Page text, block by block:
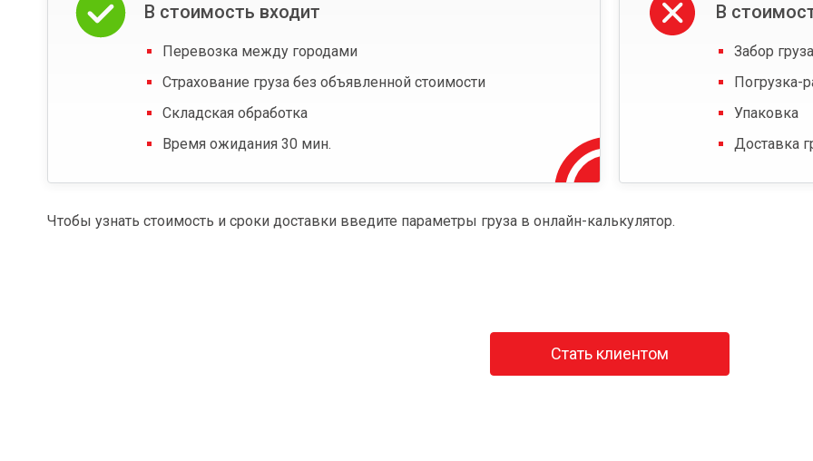
В стоимость входит
Перевозка между городами
Страхование груза без объявленной стоимости
Складская обработка
Время ожидания 30 мин.
В
Забор
Погрузка-
Упаковка
Доставка
Чтобы узнать стоимость и сроки доставки введите параметры груза в онлайн-калькулятор.
Стать клиентом